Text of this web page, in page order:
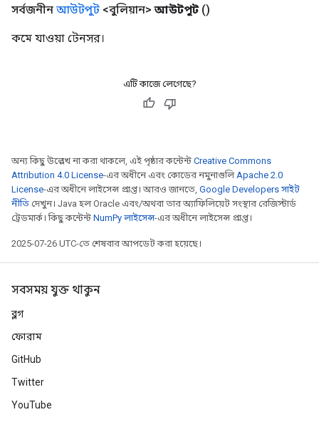
সর্বজনীন আউটপুট <বুলিয়ান> আউটপুট ()
কমে যাওয়া টেনসর।
এটি কাজে লেগেছে?
অন্য কিছু উল্লেখ না করা থাকলে, এই পৃষ্ঠার কন্টেন্ট Creative Commons
Attribution 4.0 License-এর অধীনে এবং কোডের নমুনাগুলিApache 2.0
License-এর অধীনে লাইসেন্স প্রাপ্ত। আরও জানতে, Google Developers সাইট
নীতি দেখুন। Java হল Oracle এবং/অথবা তার অ্যাফিলিয়েট সংস্থার রেজিস্টার্ড
ট্রেডমার্ক। কিছু কন্টেন্ট NumPy লাইসেন্স-এর অধীনে লাইসেন্স প্রাপ্ত।
2025-07-26 UTC-তে শেষবার আপডেট করা হয়েছে।
সবসময় যুক্ত থাকুন
ব্লগ
ফোরাম
GitHub
Twitter
YouTube